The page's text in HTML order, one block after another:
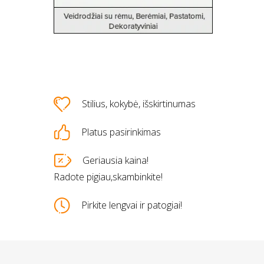
Stilius, kokybė, išskirtinumas
Platus pasirinkimas
Geriausia kaina!
Radote pigiau,skambinkite!
Pirkite lengvai ir patogiai!